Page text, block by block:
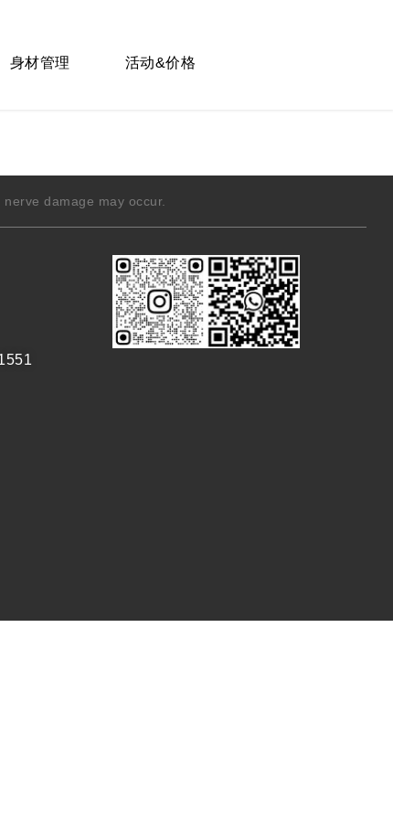
身材管理 活动&价格
damage may occur.